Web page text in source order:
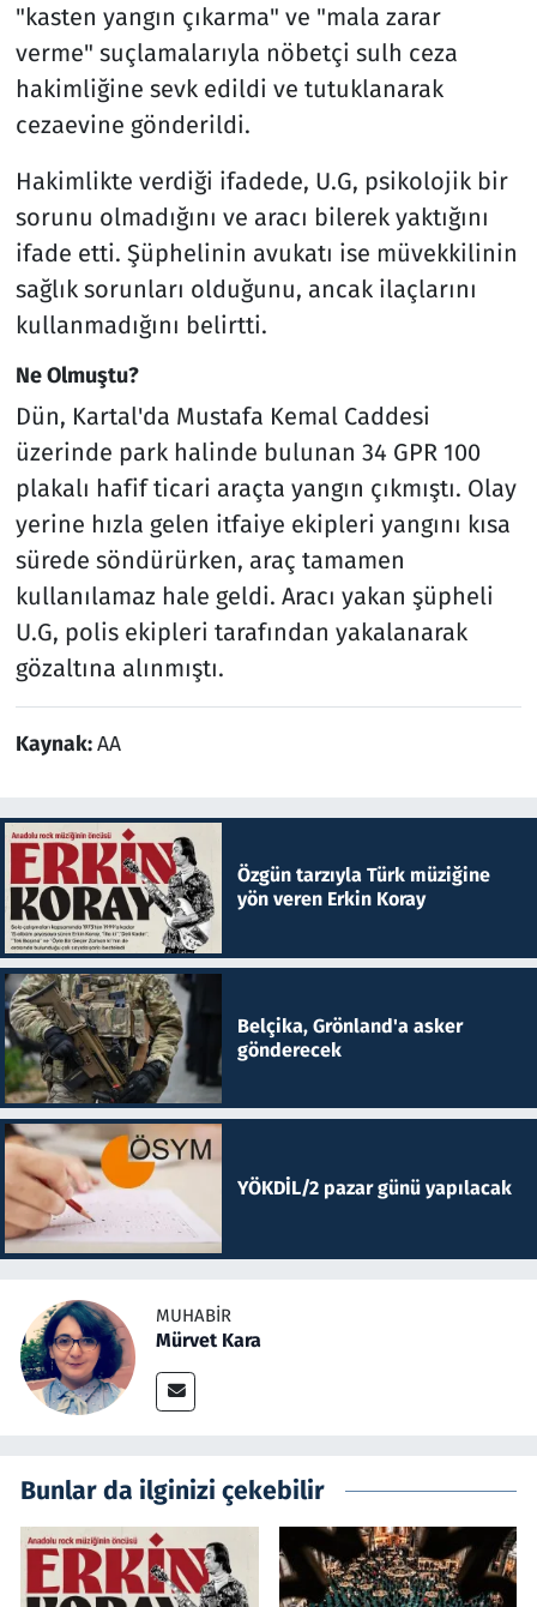
"kasten yangın çıkarma" ve "mala zarar
verme" suçlamalarıyla nöbetçi sulh ceza
hakimliğine sevk edildi ve tutuklanarak
cezaevine gönderildi.
Hakimlikte verdiği ifadede, U.G, psikolojik bir
sorunu olmadığını ve aracı bilerek yaktığını
ifade etti. Şüphelinin avukatı ise müvekkilinin
sağlık sorunları olduğunu, ancak ilaçlarını
kullanmadığını belirtti.
Ne Olmuştu?
Dün, Kartal'da Mustafa Kemal Caddesi
üzerinde park halinde bulunan 34 GPR 100
plakalı hafif ticari araçta yangın çıkmıştı. Olay
yerine hızla gelen itfaiye ekipleri yangını kısa
sürede söndürürken, araç tamamen
kullanılamaz hale geldi. Aracı yakan şüpheli
U.G, polis ekipleri tarafından yakalanarak
gözaltına alınmıştı.
Kaynak:AA
Özgün tarzıyla Türk müziğine
yön veren Erkin Koray
Belçika, Grönland'a asker
gönderecek
YÖKDİL/2 pazar günü yapılacak
MUHABIR
Mürvet Kara
Bunlar da ilginizi çekebilir